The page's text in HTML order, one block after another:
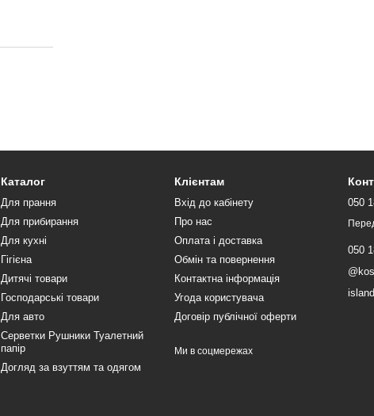
Каталог
Для прання
Для прибирання
Для кухні
Гігієна
Дитячі товари
Господарські товари
Для авто
Серветки Рушники Туалетний
папір
Догляд за взуттям та одягом
Клієнтам
Вхід до кабінету
Про нас
Оплата і доставка
Обмін та повернення
Контактна інформація
Угода користувача
Договір публічної оферти
Ми в соцмережах
050
050